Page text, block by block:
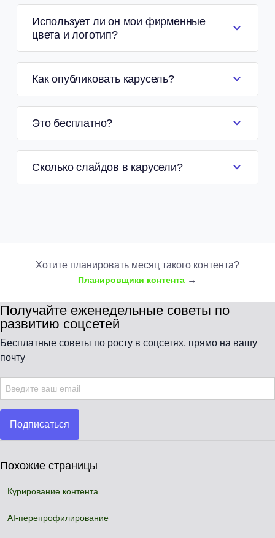
Использует ли он мои фирменные
цвета и логотип?
Как опубликовать карусель?
Это бесплатно?
Сколько слайдов в карусели?
Хотите планировать месяц такого контента?
Планировщики контента →
Получайте еженедельные советы по
развитию соцсетей
Бесплатные советы по росту в соцсетях, прямо на вашу
почту
Подписаться
Похожие страницы
Курирование контента
AI-перепрофилирование